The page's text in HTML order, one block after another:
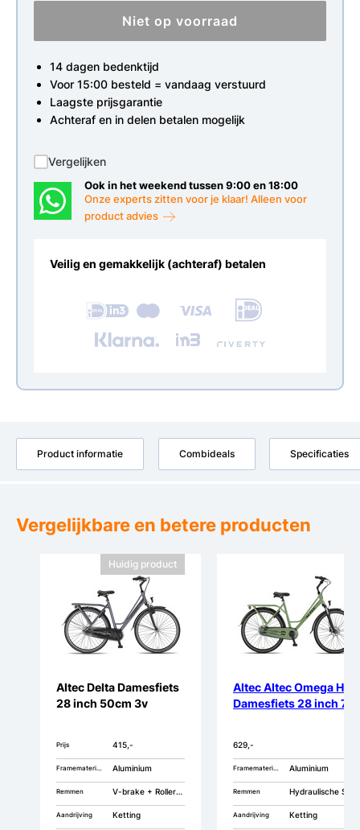
Niet op voorraad
14 dagen bedenktijd
Voor 15:00 besteld = vandaag verstuurd
Laagste prijsgarantie
Achteraf en in delen betalen mogelijk
Vergelijken
Ook in het weekend tussen 9:00 en 18:00
Onze experts zitten voor je klaar! Alleen voor
product advies
Veilig en gemakkelijk (achteraf) betalen
Product informatie Combideals Specificaties
Vergelijkbare en betere producten
Huidig product
Altec Delta Damesfiets
28 inch 50cm 3v
Prijs 415,-
Aluminium
Remmen V-brake + Rollerbrake
Aandrijving Ketting
Altec Altec Omega HYD
Damesfiets 28 inch 7v
629,-
Aluminium
Remmen Hydraulische Schijfremmen
Aandrijving Ketting